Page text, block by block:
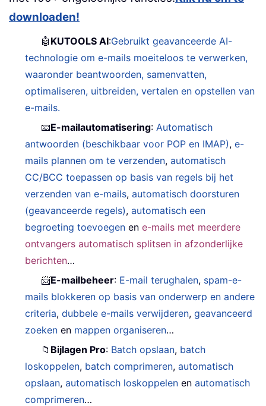
downloaden!
🤖 KUTOOLS AI:Gebruikt geavanceerde AI-
technologie om e-mails moeiteloos te verwerken,
waaronder beantwoorden, samenvatten,
optimaliseren, uitbreiden, vertalen en opstellen van
e-mails.
📧E-mailautomatisering: Automatisch
antwoorden (beschikbaar voor POP en IMAP),e-
mails plannen om te verzenden,automatisch
CC/BCC toepassen op basis van regels bij het
verzenden van e-mails,automatisch doorsturen
(geavanceerde regels),automatisch een
begroeting toevoegen ene-mails met meerdere
ontvangers automatisch splitsen in afzonderlijke
berichten…
📨E-mailbeheer: E-mail terughalen, spam-e-
mails blokkeren op basis van onderwerp en andere
criteria,dubbele e-mails verwijderen,geavanceerd
zoeken en mappen organiseren…
📁 Bijlagen Pro: Batch opslaan, batch
loskoppelen, batch comprimeren,automatisch
opslaan,automatisch loskoppelen enautomatisch
comprimeren…